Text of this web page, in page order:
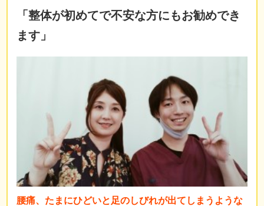
「整体が初めてで不安な方にもお勧めでき
ます 」
腰痛、たまにひどいと足のしびれが出てしまうような